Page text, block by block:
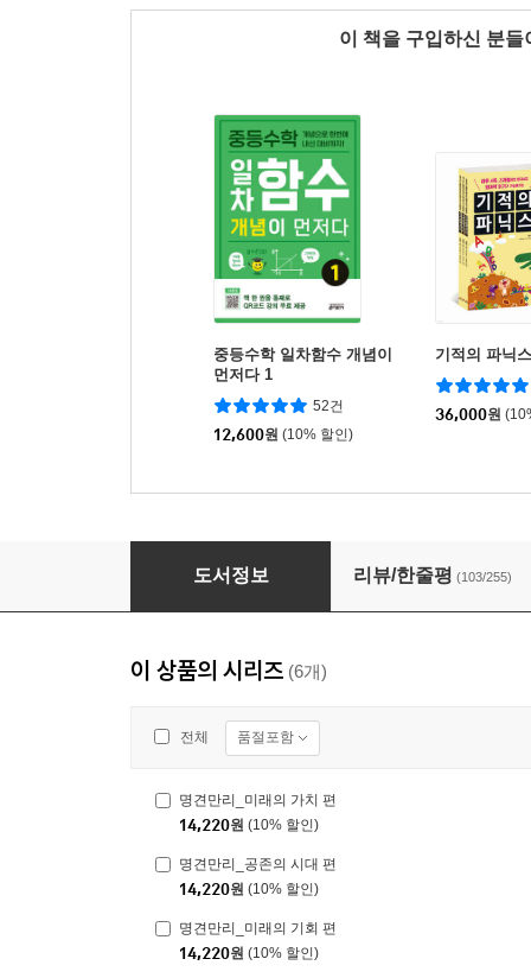
이 책을 구입하신 분
중등수학 일차함수 개념이
먼저다 1
52건
12,600원 (10% 할인)
기적의 파닉
36,000원
명견만리_새로운 사회 편
도서정보 리뷰/한줄평 (103/255)
이 상품의 시리즈 (6개)
전체 품절포함
명견만리_미래의 가치 편
14,220원 (10% 할인)
명견만리_공존의 시대 편
14,220원 (10% 할인)
명견만리_미래의 기회 편
14,220원 (10% 할인)